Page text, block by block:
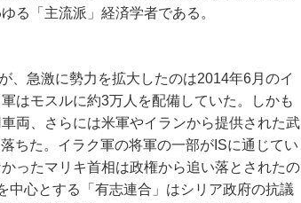
る「主流派」経済学者である。
急激に勢力を拡大したのは2014年6月のイ
はモスルに約3万人を配備していた。しかも
両、さらには米軍やイランから提供された武
ちた。イラク軍の将軍の一部がISに通じてい
ったマリキ首相は政権から追い落とされたの
中心とする「有志連合」はシリア政府の抗議